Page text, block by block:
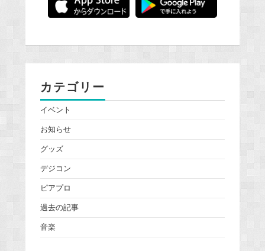
カテゴリー
イベント
お知らせ
グッズ
デジコン
ピアプロ
過去の記事
音楽